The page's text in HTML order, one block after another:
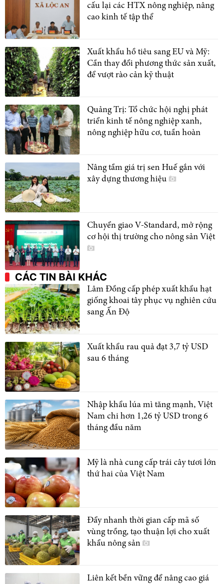
cấu lại các HTX nông nghiệp, nâng
cao kinh tế tập thể
Xuất khẩu hồ tiêu sang EU và Mỹ:
Cần thay đổi phương thức sản xuất,
để vượt rào cản kỹ thuật
Quảng Trị: Tổ chức hội nghị phát
triển kinh tế nông nghiệp xanh,
nông nghiệp hữu cơ, tuần hoàn
Nâng tầm giá trị sen Huế gắn với
xây dựng thương hiệu
Chuyển giao V-Standard, mở rộng
cơ hội thị trường cho nông sản Việt
CÁC TIN BÀI KHÁC
Lâm Đồng cấp phép xuất khẩu hạt
giống khoai tây phục vụ nghiên cứu
sang Ấn Độ
Xuất khẩu rau quả đạt 3,7 tỷ USD
sau 6 tháng
Nhập khẩu lúa mì tăng mạnh, Việt
Nam chi hơn 1,26 tỷ USD trong 6
tháng đầu năm
Mỹ là nhà cung cấp trái cây tươi lớn
thứ hai của Việt Nam
Đẩy nhanh thời gian cấp mã số
vùng trồng, tạo thuận lợi cho xuất
khẩu nông sản
Liên kết bền vững để nâng cao giá